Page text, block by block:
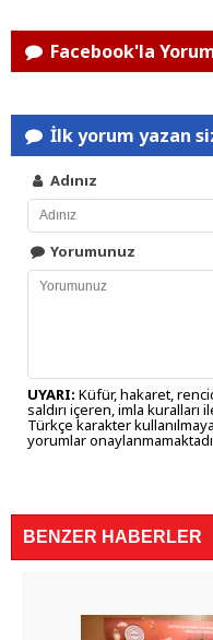
Facebook'la
İlk yorum yazan
Adınız
Yorumunuz
UYARI: Küfür, hakaret,
saldırı içeren, imla kuralları
Türkçe karakter
yorumlar
BENZER HABERLER